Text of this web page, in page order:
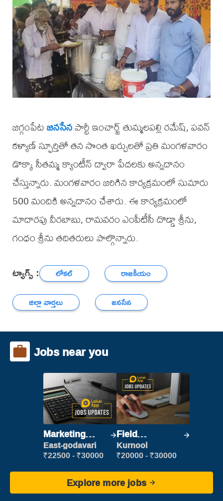
జగ్గంపేటజనసేనపార్టీ ఇంచార్జ్ తుమ్మలపల్లి రమేష్, పవన్
కళ్యాణ్ స్ఫూర్తితో తన సొంత ఖర్చులతో ప్రతి మంగళవారం
డొక్కా సీతమ్మ క్యాంటీన్ ద్వారా పేదలకు అన్నదానం
చేస్తున్నారు. మంగళవారం జరిగిన కార్యక్రమంలో సుమారు
500 మందికి అన్నదానం చేశారు. ఈ కార్యక్రమంలో
మాదారపు వీరబాబు, రామవరం ఎంపీటీసీ దొడ్డా శ్రీను,
గంధం శ్రీను తదితరులు పాల్గొన్నారు.
ట్యాగ్స్ : లోకల్
రాజకీయం
జిల్లా వార్తలు
జనసేన
Jobs near you
Marketing
Executive
East-godavari
₹22500 - ₹30000
Field
Marketing
Executive
Kurnool
₹20000 - ₹30000
Explore more jobs